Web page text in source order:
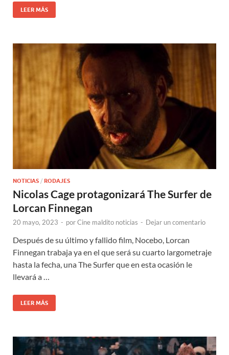
LEER MÁS
NOTICIAS / RODAJES
Nicolas Cage protagonizará The Surfer de
Lorcan Finnegan
20 mayo, 2023 - porCine maldito noticias - Dejar un comentario
Después de su último y fallido film, Nocebo, Lorcan
Finnegan trabaja ya en el que será su cuarto largometraje
hasta la fecha, una The Surfer que en esta ocasión le
llevará a …
LEER MÁS